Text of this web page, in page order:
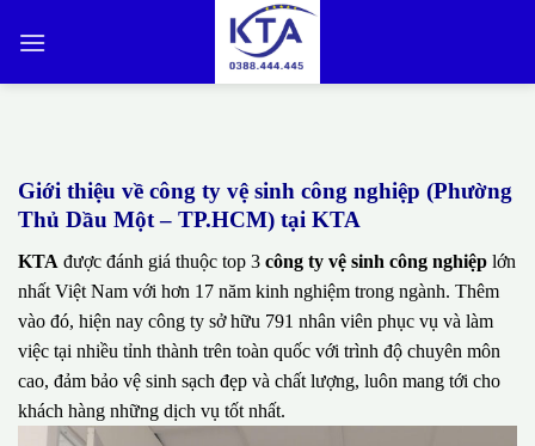
qua
Giới thiệu về công ty vệ sinh công nghiệp (Phường
Thủ Dầu Một – TP.HCM) tại KTA
KTA được đánh giá thuộc top 3 công ty vệ sinh công nghiệp lớn
nhất Việt Nam với hơn 17 năm kinh nghiệm trong ngành. Thêm
vào đó, hiện nay công ty sở hữu 791 nhân viên phục vụ và làm
việc tại nhiều tỉnh thành trên toàn quốc với trình độ chuyên môn
cao, đảm bảo vệ sinh sạch đẹp và chất lượng, luôn mang tới cho
khách hàng những dịch vụ tốt nhất.